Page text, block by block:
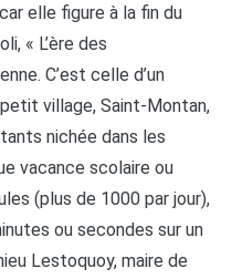
elle figure à la fin du
« L’ère des
C’est celle d’un
petit village, Saint-Montan,
nichée dans les
vacance scolaire ou
(plus de 1000 par jour),
ou secondes sur un
Lestoquoy, maire de